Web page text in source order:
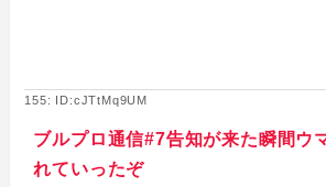
155: ID:cJTtMq9UM
ブルプロ通信#7告知が来た瞬間ウ
れていったぞ